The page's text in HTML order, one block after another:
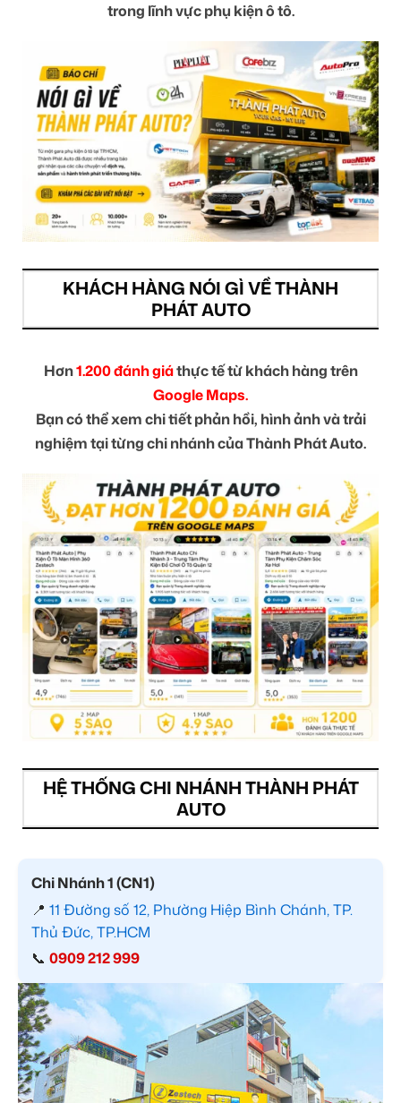
trong lĩnh vực phụ kiện ô tô.
KHÁCH HÀNG NÓI GÌ VỀ THÀNH
PHÁT AUTO
Hơn1.200 đánh giáthực tế từ khách hàng trên
Google Maps.
Bạn có thể xem chi tiết phản hồi, hình ảnh và trải
nghiệm tại từng chi nhánh của Thành Phát Auto.
HỆ THỐNG CHI NHÁNH THÀNH PHÁT
AUTO
Chi Nhánh 1 (CN1)
📍 11 Đường số 12, Phường Hiệp Bình Chánh, TP.
Thủ Đức, TP.HCM
📞 0909 212 999